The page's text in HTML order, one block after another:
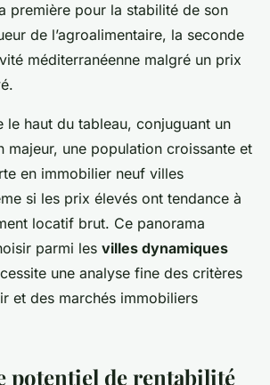
première pour la stabilité de son
de l’agroalimentaire, la seconde
méditerranéenne malgré un prix
le haut du tableau, conjuguant un
majeur, une population croissante et
en immobilier neuf villes
si les prix élevés ont tendance à
locatif brut. Ce panorama
parmi les villes dynamiques
une analyse fine des critères
et des marchés immobiliers
potentiel de rentabilité